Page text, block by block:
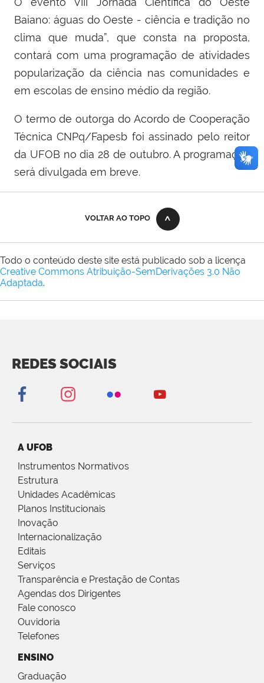
Baiano: águas do Oeste - ciência e tradição no
clima que muda”, que consta na proposta,
contará com uma programação de atividades
popularização da ciência nas comunidades e
em escolas de ensino médio da região.
O termo de outorga do Acordo de Cooperação
Técnica CNPq/Fapesb foi assinado pelo reitor
da UFOB no dia 28 de outubro. A programação
será divulgada em breve.
VOLTAR AO TOPO
Todo o conteúdo deste site está publicado sob a licença
Creative Commons Atribuição-SemDerivações 3.0 Não
Adaptada.
REDES SOCIAIS
A UFOB
Instrumentos Normativos
Estrutura
Unidades Acadêmicas
Planos Institucionais
Inovação
Internacionalização
Editais
Serviços
Transparência e Prestação de Contas
Agendas dos Dirigentes
Fale conosco
Ouvidoria
Telefones
ENSINO
Graduação